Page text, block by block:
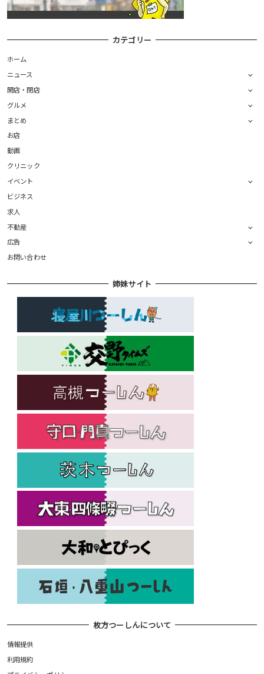
カテゴリー
ホーム
ニュース
開店・閉店
グルメ
まとめ
お店
動画
クリニック
イベント
ビジネス
求人
不動産
広告
お問い合わせ
姉妹サイト
枚方つーしんについて
情報提供
利用規約